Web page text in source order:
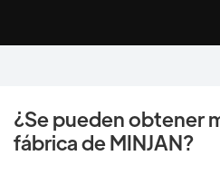
¿Se pueden obtener
fábrica de MINJAN?